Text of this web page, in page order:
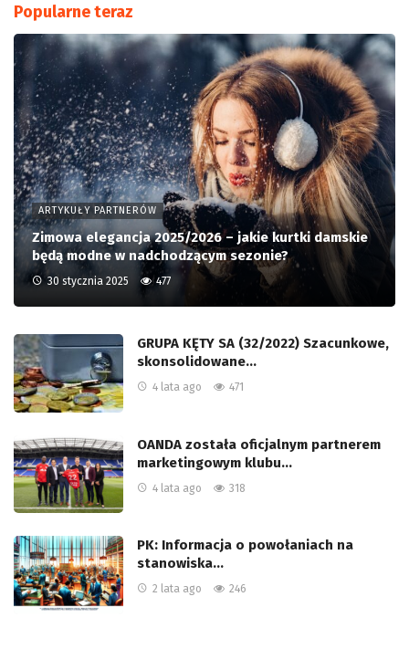
Popularne teraz
ARTYKUŁY PARTNERÓW
Zimowa elegancja 2025/2026 – jakie kurtki damskie
będą modne w nadchodzącym sezonie?
30 stycznia 2025 477
GRUPA KĘTY SA (32/2022) Szacunkowe,
skonsolidowane…
4 lata ago 471
OANDA została oficjalnym partnerem
marketingowym klubu…
4 lata ago 318
PK: Informacja o powołaniach na
stanowiska…
2 lata ago 246